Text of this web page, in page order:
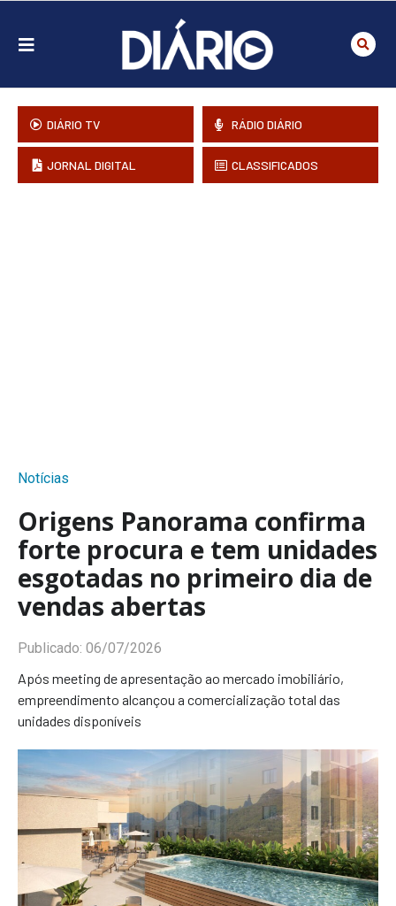
DIÁRIO TV RÁDIO DIÁRIO
JORNAL DIGITAL CLASSIFICADOS
Notícias
Origens Panorama confirma
forte procura e tem unidades
esgotadas no primeiro dia de
vendas abertas
Publicado: 06/07/2026
Após meeting de apresentação ao mercado imobiliário,
empreendimento alcançou a comercialização total das
unidades disponíveis